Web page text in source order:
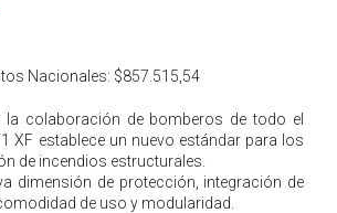
Nacionales: $857.515,54
la colaboración de bomberos de todo el
XF establece un nuevo estándar para los
de incendios estructurales.
dimensión de protección, integración de
de uso y modularidad.